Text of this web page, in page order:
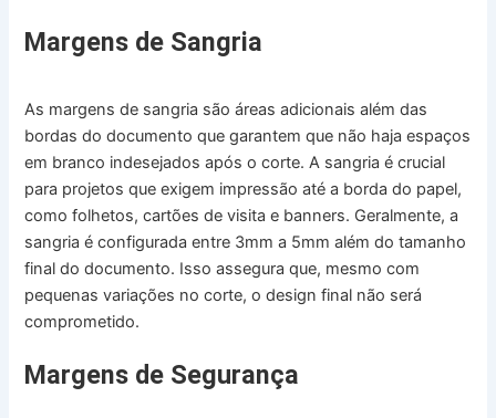
Margens de Sangria
As margens de sangria são áreas adicionais além das
bordas do documento que garantem que não haja espaços
em branco indesejados após o corte. A sangria é crucial
para projetos que exigem impressão até a borda do papel,
como folhetos, cartões de visita e banners. Geralmente, a
sangria é configurada entre 3mm a 5mm além do tamanho
final do documento. Isso assegura que, mesmo com
pequenas variações no corte, o design final não será
comprometido.
Margens de Segurança